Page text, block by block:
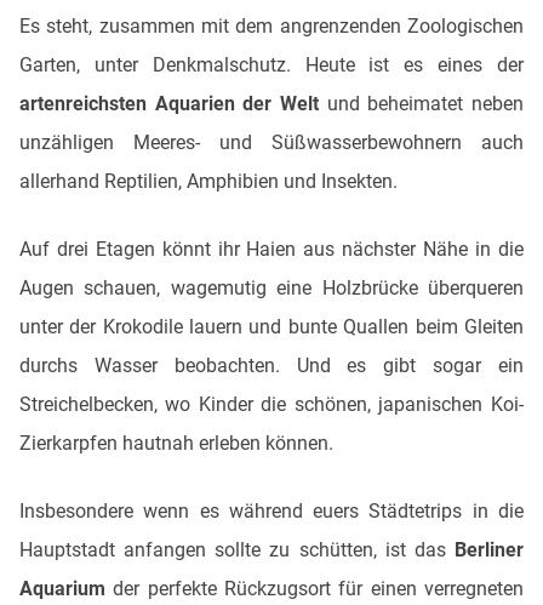
Es steht, zusammen mit dem angrenzenden Zoologischen
Garten, unter Denkmalschutz. Heute ist es eines der
artenreichsten Aquarien der Weltund beheimatet neben
unzähligen Meeres- und Süßwasserbewohnern auch
allerhand Reptilien, Amphibien und Insekten.
Auf drei Etagen könnt ihr Haien aus nächster Nähe in die
Augen schauen, wagemutig eine Holzbrücke überqueren
unter der Krokodile lauern und bunte Quallen beim Gleiten
durchs Wasser beobachten. Und es gibt sogar ein
Streichelbecken, wo Kinder die schönen, japanischen Koi-
Zierkarpfen hautnah erleben können.
Insbesondere wenn es während euers Städtetrips in die
Hauptstadt anfangen sollte zu schütten, ist das Berliner
Aquarium der perfekte Rückzugsort für einen verregneten